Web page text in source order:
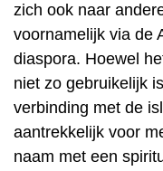
zich ook naar
voornamelijk via de
diaspora. Hoewel
niet zo gebruikelijk
verbinding met de
aantrekkelijk voor
naam met een